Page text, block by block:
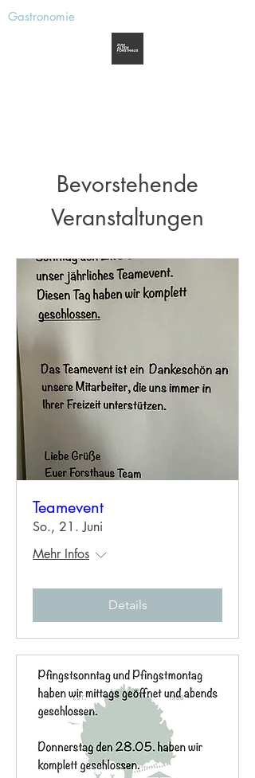
Gastronomie
Bevorstehende
Veranstaltungen
Teamevent
So., 21. Juni
Mehr Infos
Details